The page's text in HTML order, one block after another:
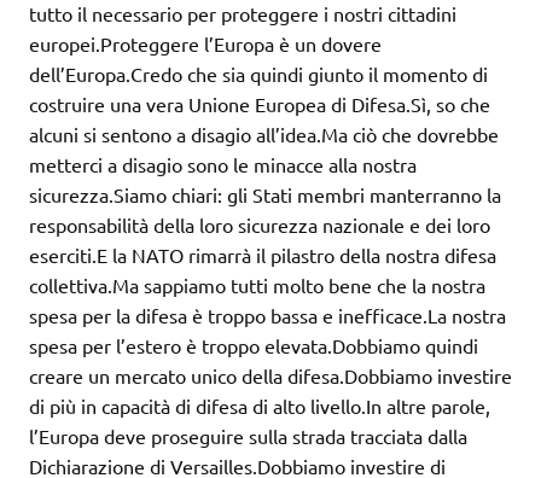
tutto il necessario per proteggere i nostri cittadini
europei.Proteggere l’Europa è un dovere
dell’Europa.Credo che sia quindi giunto il momento di
costruire una vera Unione Europea di Difesa.Sì, so che
alcuni si sentono a disagio all’idea.Ma ciò che dovrebbe
metterci a disagio sono le minacce alla nostra
sicurezza.Siamo chiari: gli Stati membri manterranno la
responsabilità della loro sicurezza nazionale e dei loro
eserciti.E la NATO rimarrà il pilastro della nostra difesa
collettiva.Ma sappiamo tutti molto bene che la nostra
spesa per la difesa è troppo bassa e inefficace.La nostra
spesa per l’estero è troppo elevata.Dobbiamo quindi
creare un mercato unico della difesa.Dobbiamo investire
di più in capacità di difesa di alto livello.In altre parole,
l’Europa deve proseguire sulla strada tracciata dalla
Dichiarazione di Versailles.Dobbiamo investire di